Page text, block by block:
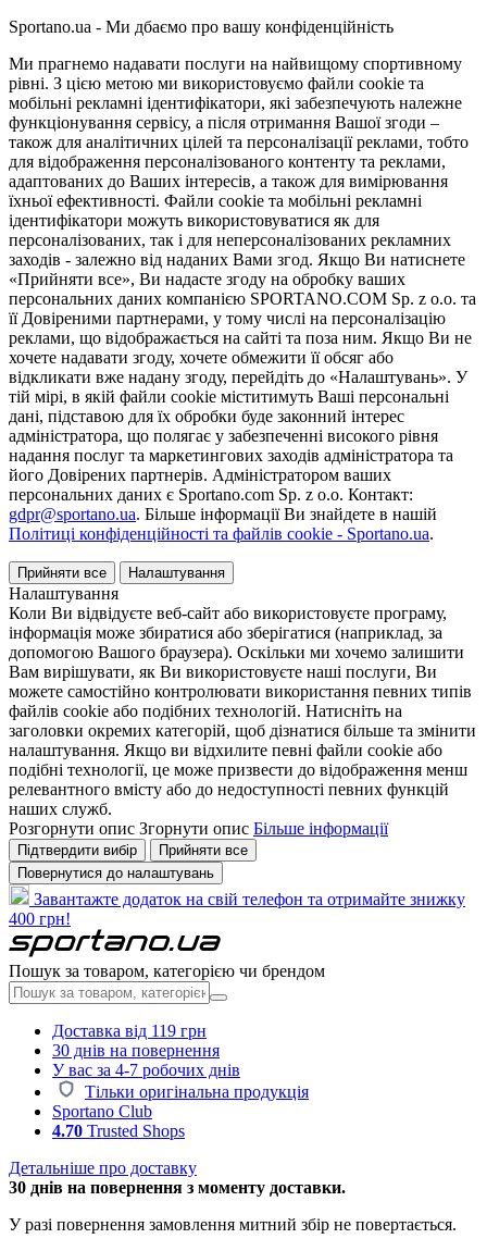
Sportano.ua - Ми дбаємо про вашу конфіденційність
Ми прагнемо надавати послуги на найвищому спортивному
рівні. З цією метою ми використовуємо файли cookie та
мобільні рекламні ідентифікатори, які забезпечують належне
функціонування сервісу, а після отримання Вашої згоди –
також для аналітичних цілей та персоналізації реклами, тобто
для відображення персоналізованого контенту та реклами,
адаптованих до Ваших інтересів, а також для вимірювання
їхньої ефективності. Файли cookie та мобільні рекламні
ідентифікатори можуть використовуватися як для
персоналізованих, так і для неперсоналізованих рекламних
заходів - залежно від наданих Вами згод. Якщо Ви натиснете
«Прийняти все», Ви надасте згоду на обробку ваших
персональних даних компанією SPORTANO.COM Sp. z o.o. та
її Довіреними партнерами, у тому числі на персоналізацію
реклами, що відображається на сайті та поза ним. Якщо Ви не
хочете надавати згоду, хочете обмежити її обсяг або
відкликати вже надану згоду, перейдіть до «Налаштувань». У
тій мірі, в якій файли cookie міститимуть Ваші персональні
дані, підставою для їх обробки буде законний інтерес
адміністратора, що полягає у забезпеченні високого рівня
надання послуг та маркетингових заходів адміністратора та
його Довірених партнерів. Адміністратором ваших
персональних даних є Sportano.com Sp. z o.o. Контакт:
gdpr@sportano.ua. Більше інформації Ви знайдете в нашій
Політиці конфіденційності та файлів cookie - Sportano.ua.
Прийняти все Налаштування
Налаштування
Коли Ви відвідуєте веб-сайт або використовуєте програму,
інформація може збиратися або зберігатися (наприклад, за
допомогою Вашого браузера). Оскільки ми хочемо залишити
Вам вирішувати, як Ви використовуєте наші послуги, Ви
можете самостійно контролювати використання певних типів
файлів cookie або подібних технологій. Натисніть на
заголовки окремих категорій, щоб дізнатися більше та змінити
налаштування. Якщо ви відхилите певні файли cookie або
подібні технології, це може призвести до відображення менш
релевантного вмісту або до недоступності певних функцій
наших служб.
Розгорнути опис Згорнути опис Більше інформації
Підтвердити вибір
Прийняти все
Повернутися до налаштувань
Завантажте додаток на свій телефон та отримайте знижку
400 грн!
Пошук за товаром, категорією чи брендом
Доставка від 119 грн
30 днів на повернення
У вас за 4-7 робочих днів
Тільки оригінальна продукція
Sportano Club
4.70 Trusted Shops
Детальніше про доставку
30 днів на повернення з моменту доставки.
У разі повернення замовлення митний збір не повертається.